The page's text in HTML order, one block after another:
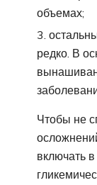
объемах;
редко. В
Чтобы не
включать